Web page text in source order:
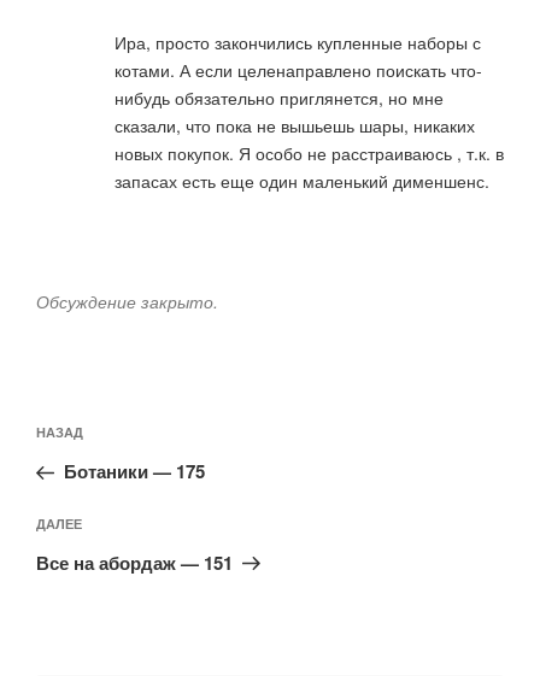
Ира, просто закончились купленные наборы с
котами. А если целенаправлено поискать что-
нибудь обязательно приглянется, но мне
сказали, что пока не вышьешь шары, никаких
новых покупок. Я особо не расстраиваюсь , т.к. в
запасах есть еще один маленький дименшенс.
Обсуждение закрыто.
по
записям
Предыдущая
запись:
НАЗАД
Ботаники — 175
Следующая
запись
ДАЛЕЕ
Все на абордаж — 151